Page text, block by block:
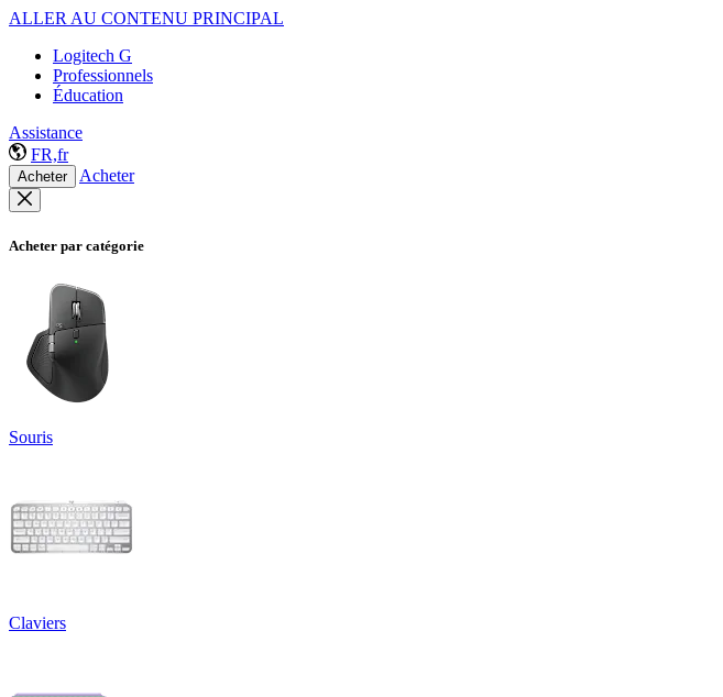
ALLER AU CONTENU PRINCIPAL
Logitech G
Professionnels
Éducation
Assistance
FR,fr
Acheter Acheter
Acheter par catégorie
Souris
Claviers